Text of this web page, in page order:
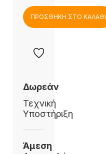
ΠΡΟΣΘΗΚΗ ΣΤΟ ΚΑΛΑΘΙ
Δωρεάν
Τεχνική
Υποστήριξη
Άμεση